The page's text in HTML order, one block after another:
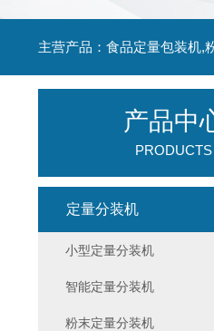
主营产品：食品定量包装机,
产品中
PRODUCTS
定量分装机
小型定量分装机
智能定量分装机
粉末定量分装机